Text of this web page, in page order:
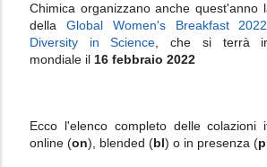
Chimica organizzano anche quest'anno
della Global Women's Breakfast
Diversity in Science, che si terrà in
mondiale il 16 febbraio 2022
Ecco l'elenco completo delle colazioni
online (on), blended (bl) o in presenza (